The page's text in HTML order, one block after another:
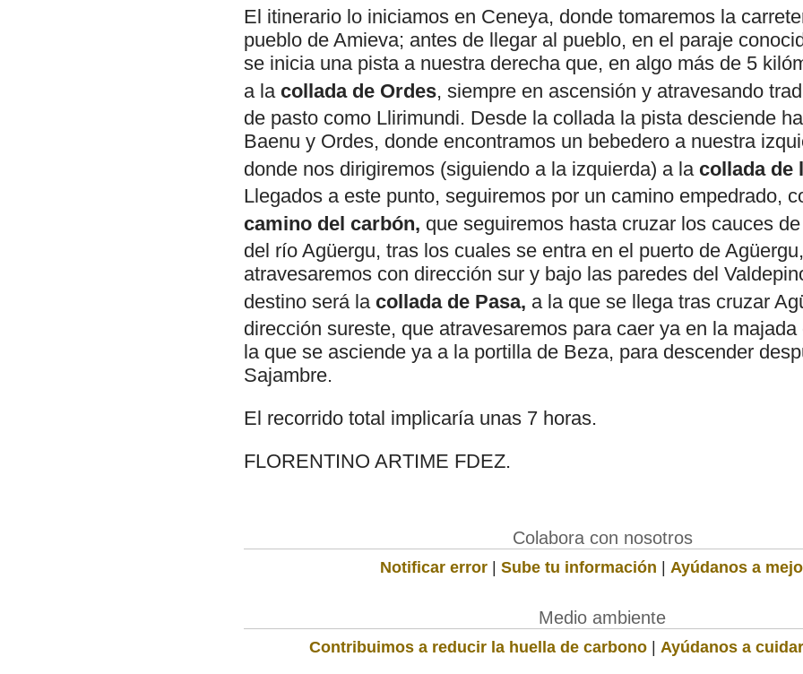
El itinerario lo iniciamos en Ceneya, donde tomaremos la
pueblo de Amieva; antes de llegar al pueblo, en el paraje
se inicia una pista a nuestra derecha que, en algo más de 5
a la collada de Ordes, siempre en ascensión y atravesando
de pasto como Llirimundi. Desde la collada la pista desciende
Baenu y Ordes, donde encontramos un bebedero a nuestra
donde nos dirigiremos (siguiendo a la izquierda) a la collada de
Llegados a este punto, seguiremos por un camino empedrado,
camino del carbón, que seguiremos hasta cruzar los cauces
del río Agüergu, tras los cuales se entra en el puerto de
atravesaremos con dirección sur y bajo las paredes del
destino será la collada de Pasa, a la que se llega tras cruzar
dirección sureste, que atravesaremos para caer ya en la majada
la que se asciende ya a la portilla de Beza, para descender
Sajambre.
El recorrido total implicaría unas 7 horas.
FLORENTINO ARTIME FDEZ.
Colabora con nosotros
Notificar error | Sube tu información | Ayúdanos a
Medio ambiente
Contribuimos a reducir la huella de carbono | Ayúdanos a